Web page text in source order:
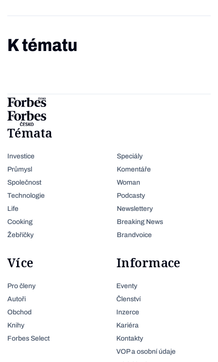
K tématu
Témata
Investice
Průmysl
Společnost
Technologie
Life
Cooking
Žebříčky
Speciály
Komentáře
Woman
Podcasty
Newslettery
Breaking News
Brandvoice
Více
Pro členy
Autoři
Obchod
Knihy
Forbes Select
Informace
Eventy
Členství
Inzerce
Kariéra
Kontakty
VOP a osobní údaje